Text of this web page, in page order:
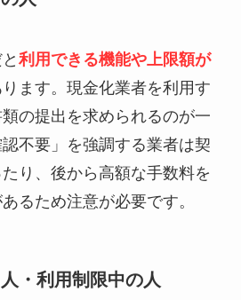
利用できる機能や上限額が
ます。現金化業者を利用す
の提出を求められるのが一
不要」を強調する業者は契
り、後から高額な手数料を
るため注意が必要です。
・利用制限中の人